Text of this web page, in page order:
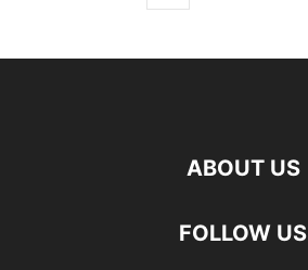
ABOUT US
FOLLOW US